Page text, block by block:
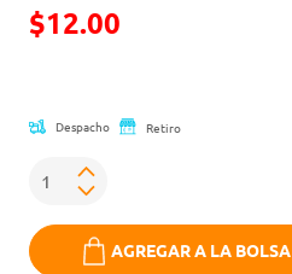
Precio reducido de
$12.00
Despacho Retiro
AGREGAR A LA BOLSA